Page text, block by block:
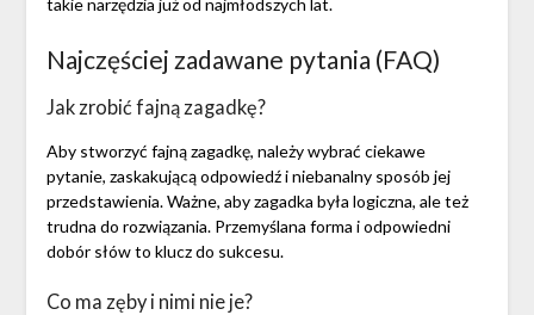
takie narzędzia już od najmłodszych lat.
Najczęściej zadawane pytania (FAQ)
Jak zrobić fajną zagadkę?
Aby stworzyć fajną zagadkę, należy wybrać ciekawe
pytanie, zaskakującą odpowiedź i niebanalny sposób jej
przedstawienia. Ważne, aby zagadka była logiczna, ale też
trudna do rozwiązania. Przemyślana forma i odpowiedni
dobór słów to klucz do sukcesu.
Co ma zęby i nimi nie je?